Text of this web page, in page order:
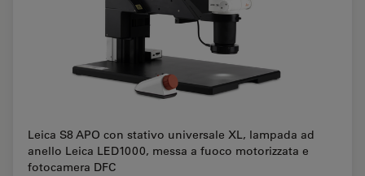
Leica S8 APO con stativo universale XL, lampada ad
anello Leica LED1000, messa a fuoco motorizzata e
fotocamera DFC